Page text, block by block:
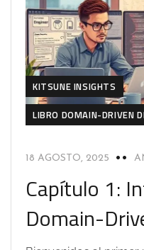
KITSUNE INSIGHTS
LIBRO DOMAIN-DRIVEN
18 AGOSTO, 2025
Capítulo 1:
Domain-